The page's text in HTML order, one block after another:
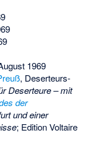
1969
, Deserteurs-
Deserteure – mit
der
und einer
; Edition Voltaire